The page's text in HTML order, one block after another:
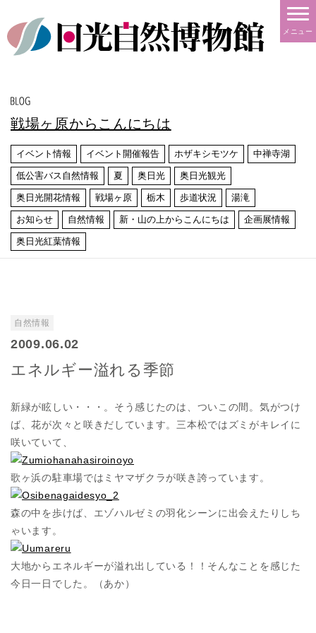
メニュー
戦場ヶ原からこんにちは
イベント情報 イベント開催報告 ホザキシモツケ 中禅寺湖
低公害バス自然情報 夏 奥日光 奥日光観光
奥日光開花情報 戦場ヶ原 栃木 歩道状況 湯滝
お知らせ 自然情報 新・山の上からこんにちは 企画展情報
奥日光紅葉情報
自然情報
2009.06.02
エネルギー溢れる季節
新緑が眩しい・・・。そう感じたのは、ついこの間。気がつけ
ば、花が次々と咲きだしています。三本松ではズミがキレイに
咲いていて、
歌ヶ浜の駐車場ではミヤマザクラが咲き誇っています。
森の中を歩けば、エゾハルゼミの羽化シーンに出会えたりしち
ゃいます。
大地からエネルギーが溢れ出している！！そんなことを感じた
今日一日でした。（あか）